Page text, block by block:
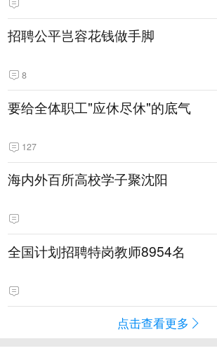
招聘公平岂容花钱做手脚
8
要给全体职工"应休尽休"的底气
127
海内外百所高校学子聚沈阳
全国计划招聘特岗教师8954名
点击查看更多